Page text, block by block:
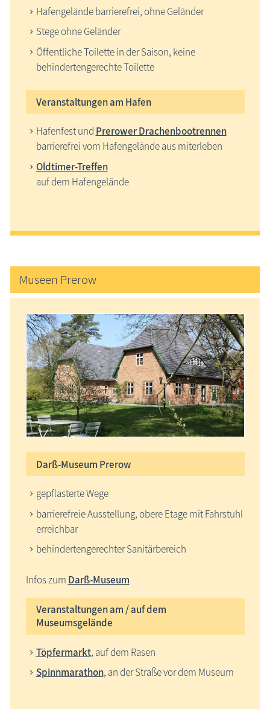
Hafengelände barrierefrei, ohne Geländer
Stege ohne Geländer
Öffentliche Toilette in der Saison, keine
behindertengerechte Toilette
Veranstaltungen am Hafen
Hafenfest und Prerower Drachenbootrennen
barrierefrei vom Hafengelände aus miterleben
Oldtimer-Treffen
auf dem Hafengelände
Museen Prerow
Darß-Museum Prerow
gepflasterte Wege
barrierefreie Ausstellung, obere Etage mit Fahrstuhl
erreichbar
behindertengerechter Sanitärbereich
Infos zum Darß-Museum
Veranstaltungen am / auf dem
Museumsgelände
Töpfermarkt, auf dem Rasen
Spinnmarathon, an der Straße vor dem Museum